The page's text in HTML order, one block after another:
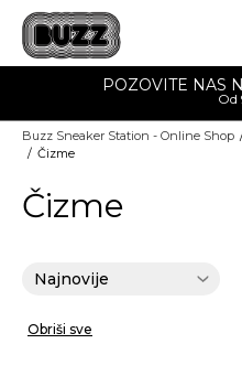
POZOVITE NAS
Od
Buzz Sneaker Station - Online Shop
Čizme
Čizme
Obriši sve